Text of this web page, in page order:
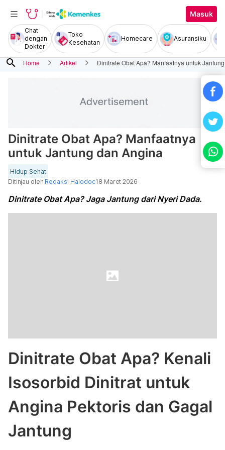
Masuk
Chat
dengan
Dokter
Toko
Kesehatan
Homecare Asuransiku
search Home Artikel Dinitrate Obat Apa? Manfaatnya untuk
Dinitrate Obat Apa? Manfaatnya
untuk Jantung dan Angina
Hidup Sehat
Ditinjau oleh Redaksi Halodoc18 Maret 2026
Dinitrate Obat Apa? Jaga Jantung dari Nyeri Dada.
Dinitrate Obat Apa? Kenali
Isosorbid Dinitrat untuk
Angina Pektoris dan Gagal
Jantung